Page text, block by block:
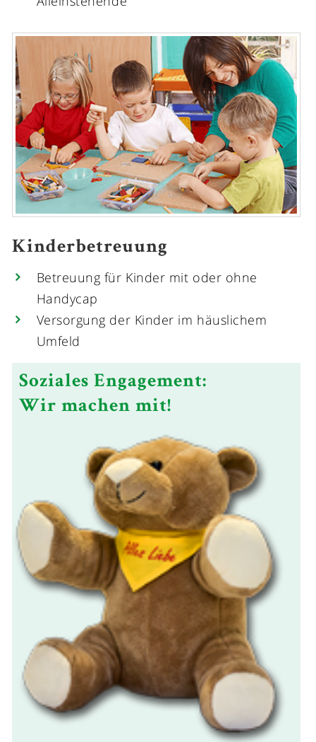
Kinderbetreuung
Betreuung für Kinder mit oder ohne
Handycap
Versorgung der Kinder im häuslichem
Umfeld
Soziales Engagement:
Wir machen mit!